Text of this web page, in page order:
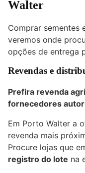
Walter
Comprar sementes
veremos onde
opções de entrega
Revendas e
Prefira revenda
fornecedores
Em Porto Walter a
revenda mais
Procure lojas que
registro do lote na